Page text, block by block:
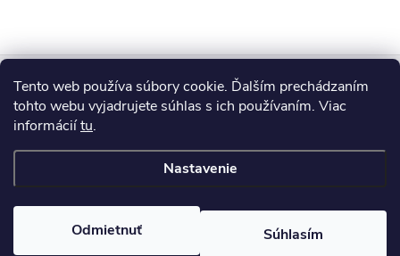
Tento web používa súbory cookie. Ďalším prechádzaním
tohto webu vyjadrujete súhlas s ich používaním. Viac
informáciítu.
Nastavenie
Odmietnuť Súhlasím
v
k
y
v
ý
Z
á
p
ä
Blog
Informácie pre vás
. Všetky práva vyhradené.